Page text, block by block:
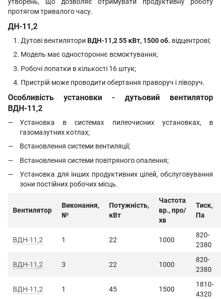
протягом тривалого часу.
ДН-11,2
Дутові вентилятори ВДН-11,255 кВт, 1500 об. відцентрові;
Модель має одностороннє всмоктування;
Робочі лопатки в кількості 16 штук;
Пристрій може проводити обертання праворуч і ліворуч.
Особливість установки - дутьовий вентилятор
ВДН-11,2
Установка в системах пилеочисних установках, в
газомазутних котлах;
Встановлення системи вентиляції;
Встановлення системи повітряного опалення;
Установка для інших продуктивних цілей, обслуговування
зони постійних робочих місць.
Вентилятор
Виконання,
№
Потужність,
кВт
Частота
вр., про/
хв
Тиск,
Па
ВДН-11,2 1 22 1000
820-
2380
ВДН-11,2 3 22 1000
820-
2380
ВДН-11,2 1 45 1500
1810-
4320